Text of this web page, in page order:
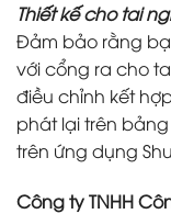
Thiết kế cho tai
Đảm bảo rằng
với cổng ra cho
điều chỉnh kết
phát lại trên
trên ứng dụng
Công ty TNHH